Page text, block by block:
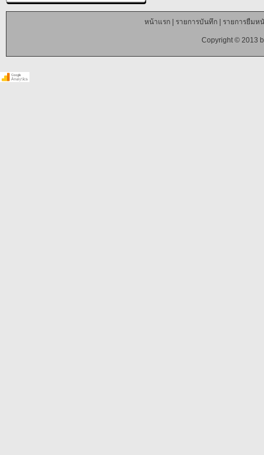
หน้าแรก| รายการบันทึก| รายการยืมห
Copyright © 2013